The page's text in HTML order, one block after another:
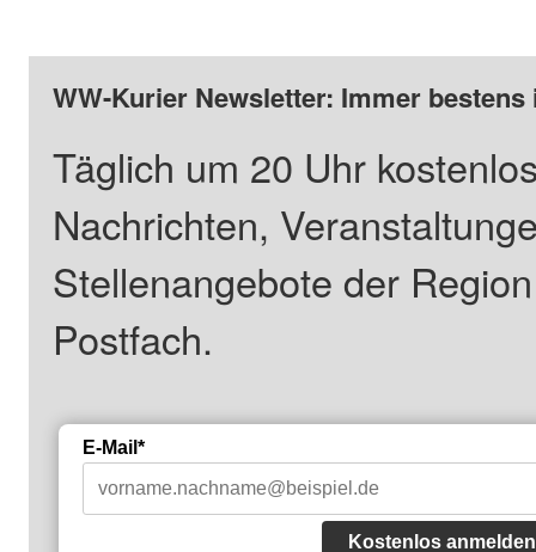
WW-Kurier Newsletter: Immer
Täglich um 20 Uhr
Nachrichten,
Stellenangebote der
Postfach.
E-Mail*
Kostenlos anmelden